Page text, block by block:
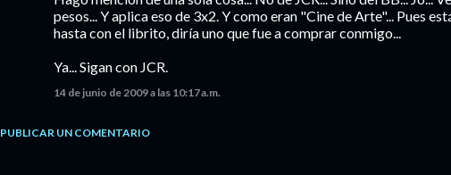
pesos... Y aplica eso de 3x2. Y como eran "Cine de Arte"... Pues
hasta con el librito, diría uno que fue a comprar conmigo...
Ya... Sigan con JCR.
14 de junio de 2009 a las 10:17 a.m.
PUBLICAR UN COMENTARIO